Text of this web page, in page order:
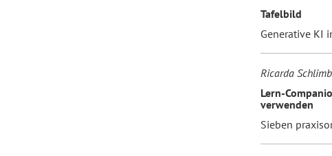
Tafelbild
Generative KI
Ricarda
Lern-
verwenden
Sieben